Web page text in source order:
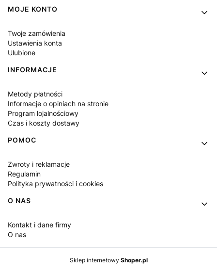
Linki w stopce
MOJE KONTO
Twoje zamówienia
Ustawienia konta
Ulubione
INFORMACJE
Metody płatności
Informacje o opiniach na stronie
Program lojalnościowy
Czas i koszty dostawy
POMOC
Zwroty i reklamacje
Regulamin
Polityka prywatności i cookies
O NAS
Kontakt i dane firmy
O nas
Sklep internetowy Shoper.pl